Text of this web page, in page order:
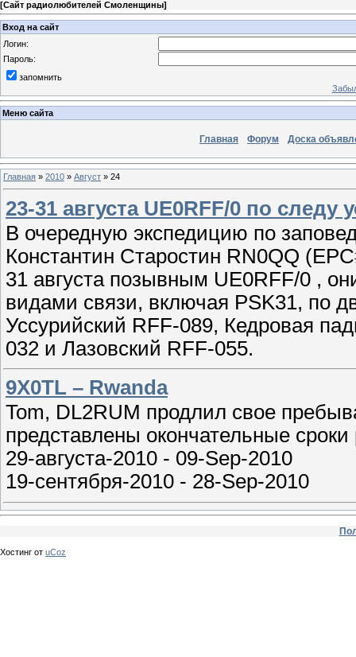
[Сайт радиолюбителей Смоленщины]
Вход на сайт
Логин:
Пароль:
запомнить
Меню сайта
Главная Форум Доска
Главная » 2010 » Август » 24
23-31 августа UE0RFF/0 по следу
В очередную экспедицию по
Константин Старостин RN0QQ
31 августа позывным UE0RFF/0 ,
видами связи, включая PSK31, по
Уссурийский RFF-089, Кедровая
032 и Лазовский RFF-055.
9X0TL – Rwanda
Tom, DL2RUM продлил свое
представлены окончательные
29-августа-2010 - 09-Sep-2010
19-сентября-2010 - 28-Sep-2010
Хостинг от uCoz